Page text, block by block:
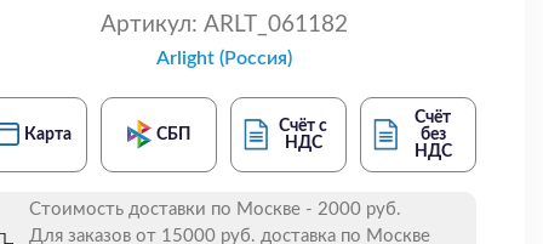
Артикул: ARLT_061182
Arlight (Россия)
Карта СБП
Счёт с
НДС
Счёт
без
НДС
Стоимость доставки по Москве - 2000 руб.
Для заказов от 15000 руб. доставка по Москве